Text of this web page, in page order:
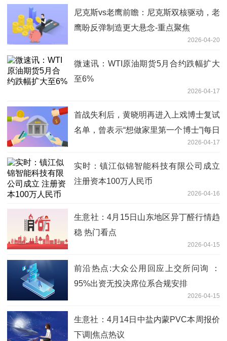
尼克斯vs老鹰前瞻：尼克斯双核驱动，老
鹰盼反弹制造更大悬念-重点聚焦
2026-04-20
微速讯：WTI原油期货5月合约跌幅扩大
至6%
2026-04-17
首战失利后，黄晓明再进入上戏博士复试
名单，曾表示“想做家里第一个博士”|每日
2026-04-17
实时：镇江似锦智能科技有限公司成立
注册资本100万人民币
2026-04-16
生意社：4月15日山东地区异丁醛行情趋
稳 热门看点
2026-04-15
前沿热点:大众公用回应上交所问询 ：
95%出资无投决席位系合规安排
2026-04-15
生意社：4月14日中盐内蒙PVC本周报价
下调|焦点热议